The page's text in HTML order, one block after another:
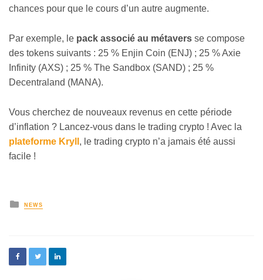
chances pour que le cours d’un autre augmente.
Par exemple, le pack associé au métavers se compose
des tokens suivants : 25 % Enjin Coin (ENJ) ; 25 % Axie
Infinity (AXS) ; 25 % The Sandbox (SAND) ; 25 %
Decentraland (MANA).
Vous cherchez de nouveaux revenus en cette période
d’inflation ? Lancez-vous dans le trading crypto ! Avec la
plateforme Kryll , le trading crypto n’a jamais été aussi
facile !
NEWS